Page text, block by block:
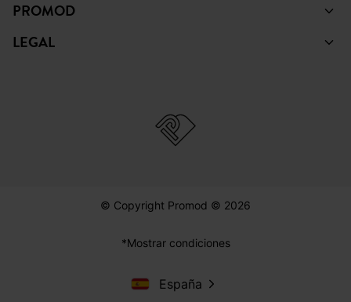
PROMOD
LEGAL
© Copyright Promod © 2026
*Mostrar condiciones
España